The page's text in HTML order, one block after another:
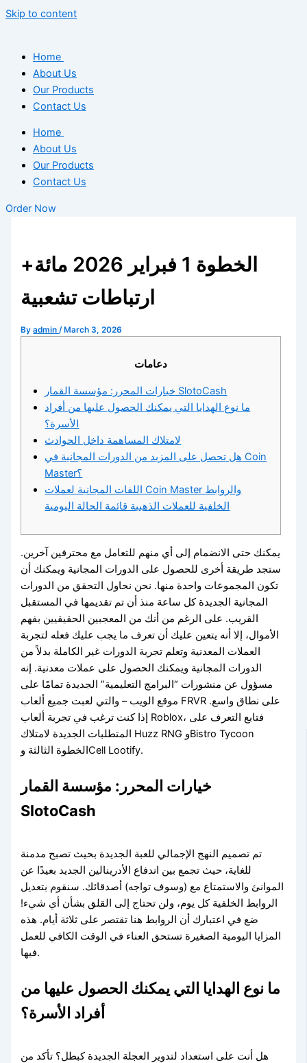
Skip to content
Home
About Us
Our Products
Contact Us
Home
About Us
Our Products
Contact Us
Order Now
الخطوة 1 فبراير 2026 مائة+
ارتباطات تشعبية
Byadmin/March 3, 2026
دعامات
خيارات المحرر: مؤسسة القمار SlotoCash
ما نوع الهدايا التي يمكنك الحصول عليها من أفراد
الأسرة؟
لامتلاك المساهمة داخل الحوادث
هل تحصل على المزيد من الدورات المجانية في Coin
Master؟
اللفات المجانية لعملات Coin Master والروابط
الخلفية للعملات الذهبية قائمة الحالة اليومية
يمكنك حتى الانضمام إلى أي منهم للتعامل مع محترفين آخرين.
ستجد طريقة أخرى للحصول على الدورات المجانية ويمكنك أن
تكون المجموعات واحدة منها. نحن نحاول التحقق من الدورات
المجانية الجديدة كل ساعة منذ أن تم تقديمها في المستقبل
القريب. على الرغم من أنك من المعجبين الحقيقيين بفهم
الأموال، إلا أنه يتعين عليك أن تعرف ما يجب عليك فعله لتجربة
العملات المعدنية وتعلم تجربة الدورات غير الكاملة بدلاً من
الدورات المجانية ويمكنك الحصول على عملات معدنية. إنه
مسؤول عن منشورات “البرامج التعليمية” الجديدة تمامًا على
موقع الويب – والتي لعبت جميع ألعاب FRVR على نطاق واسع.
إذا كنت ترغب في تجربة ألعاب Roblox، فتابع التعرف على
المتطلبات الجديدة لامتلاك Huzz RNG وBistro Tycoon
الخطوة الثالثة وCell Lootify.
خيارات المحرر: مؤسسة القمار
SlotoCash
تم تصميم النهج الإجمالي للعبة الجديدة بحيث تصبح مدمنة
للغاية، حيث تجمع بين اندفاع الأدرينالين الجديد بعيدًا عن
الموانئ والاستمتاع مع (وسوف تواجه) أصدقائك. سنقوم بتعديل
الروابط الخلفية كل يوم، ولن تحتاج إلى القلق بشأن أي شيء!
ضع في اعتبارك أن الروابط هنا تقتصر على ثلاثة أيام. هذه
المزايا اليومية الصغيرة تستحق العناء في الوقت الكافي للعمل
فيها.
ما نوع الهدايا التي يمكنك الحصول عليها من
أفراد الأسرة؟
هل أنت على استعداد لتدوير العجلة الجديدة كبطل؟ تأكد من